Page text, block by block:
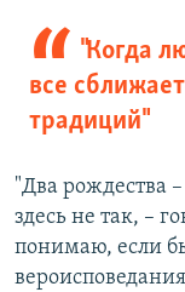
"Когда
все
традиций"
"Два рождества
здесь не так, –
понимаю, если